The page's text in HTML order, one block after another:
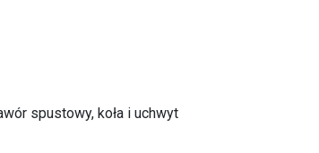
spustowy, koła i uchwyt